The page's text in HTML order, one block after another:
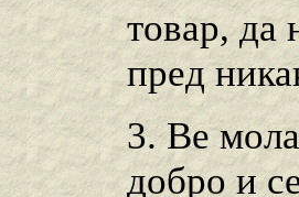
товар, да
пред
3. Ве
добро и